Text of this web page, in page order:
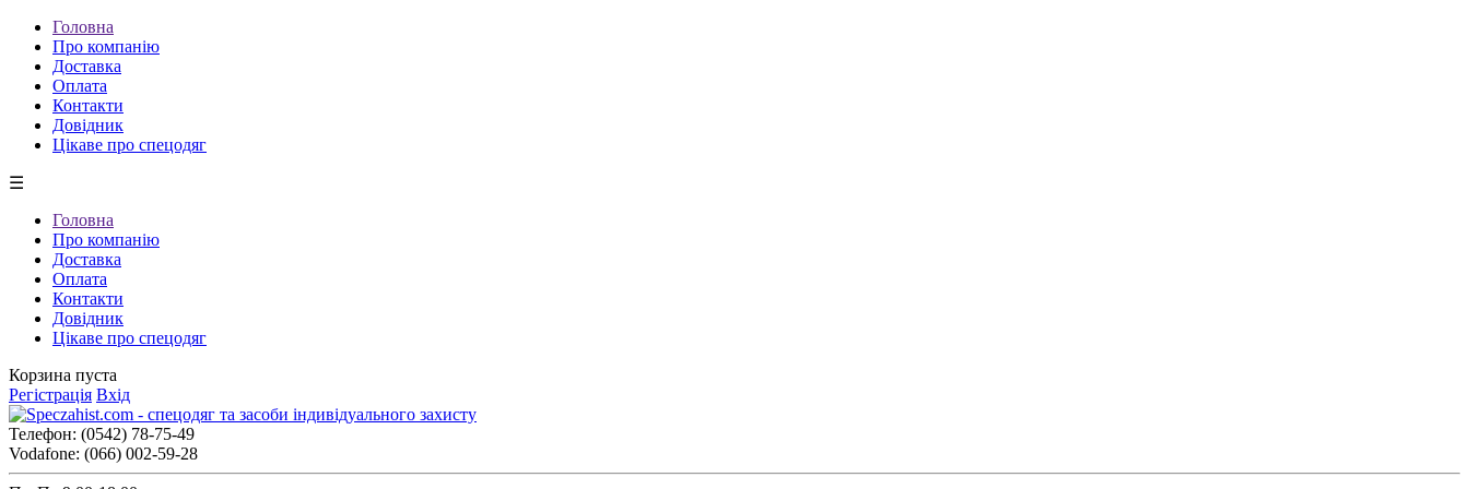
Головна
Про компанію
Доставка
Оплата
Контакти
Довідник
Цікаве про спецодяг
☰
Головна
Про компанію
Доставка
Оплата
Контакти
Довідник
Цікаве про спецодяг
Корзина пуста
Регістрація Вхід
Телефон: (0542) 78-75-49
Vodafone: (066) 002-59-28